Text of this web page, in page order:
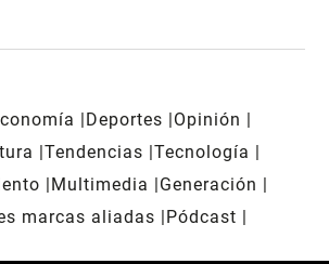
Deportes
Opinión
Tendencias Tecnología
Multimedia
Generación
marcas aliadas
Pódcast